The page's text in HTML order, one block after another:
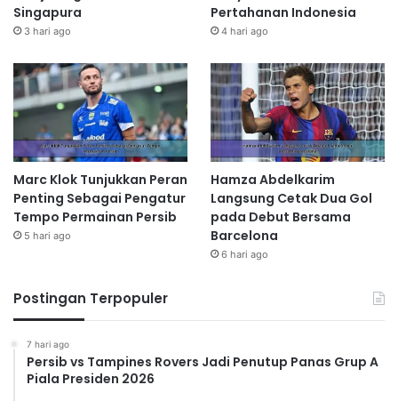
Singapura
3 hari ago
Pertahanan Indonesia
4 hari ago
Marc Klok Tunjukkan Peran
Penting Sebagai Pengatur
Tempo Permainan Persib
5 hari ago
Hamza Abdelkarim
Langsung Cetak Dua Gol
pada Debut Bersama
Barcelona
6 hari ago
Postingan Terpopuler
7 hari ago
Persib vs Tampines Rovers Jadi Penutup Panas Grup A
Piala Presiden 2026